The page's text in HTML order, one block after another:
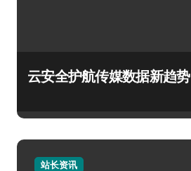
云安全护航传媒数据新趋势
站长资讯